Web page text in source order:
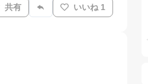
共有 いいね 1